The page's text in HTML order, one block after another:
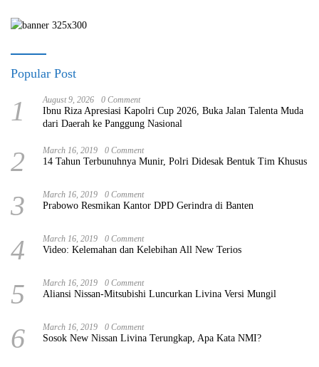
Popular Post
1 August 9, 2026 0 Comment
Ibnu Riza Apresiasi Kapolri Cup 2026, Buka Jalan Talenta Muda
dari Daerah ke Panggung Nasional
2 March 16, 2019 0 Comment
14 Tahun Terbunuhnya Munir, Polri Didesak Bentuk Tim Khusus
3 March 16, 2019 0 Comment
Prabowo Resmikan Kantor DPD Gerindra di Banten
4 March 16, 2019 0 Comment
Video: Kelemahan dan Kelebihan All New Terios
5 March 16, 2019 0 Comment
Aliansi Nissan-Mitsubishi Luncurkan Livina Versi Mungil
6 March 16, 2019 0 Comment
Sosok New Nissan Livina Terungkap, Apa Kata NMI?